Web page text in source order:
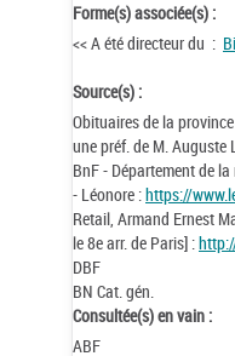
Forme(s) associée(s) :
<< A été directeur du :
Source(s) :
Obituaires de la
une préf. de M.
BnF - Département de
- Léonore :https://
Retail, Armand Ernest
le 8e arr. de Paris] :
DBF
BN Cat. gén.
Consultée(s) en vain :
ABF